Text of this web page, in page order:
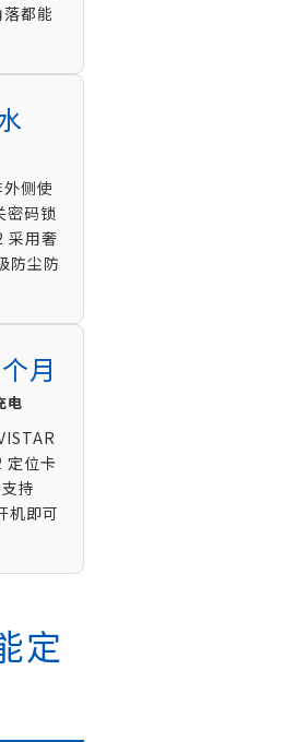
都能
侧使
密码锁
采用奢
防尘防
月
电
定位卡
持
机即可
定